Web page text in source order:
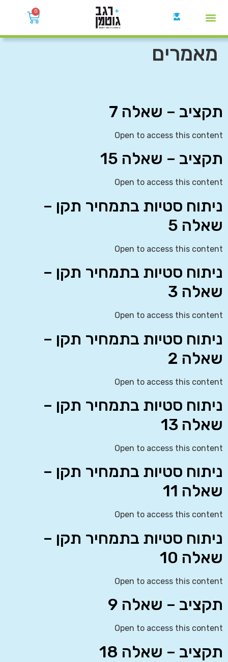
0
מאמרים
תקציב – שאלה 7
Open to access this content
תקציב – שאלה 15
Open to access this content
ניתוח סטיות בתמחיר תקן –
שאלה 5
Open to access this content
ניתוח סטיות בתמחיר תקן –
שאלה 3
Open to access this content
ניתוח סטיות בתמחיר תקן –
שאלה 2
Open to access this content
ניתוח סטיות בתמחיר תקן –
שאלה 13
Open to access this content
ניתוח סטיות בתמחיר תקן –
שאלה 11
Open to access this content
ניתוח סטיות בתמחיר תקן –
שאלה 10
Open to access this content
תקציב – שאלה 9
Open to access this content
תקציב – שאלה 18